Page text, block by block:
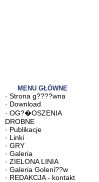
MENU GŁÓWNE
· Strona g????wna
· Download
· OG?�OSZENIA
DROBNE
· Publikacje
· Linki
· GRY
· Galeria
· ZIELONA LINIA
· Galeria Goleni??w
· REDAKCJA - kontakt